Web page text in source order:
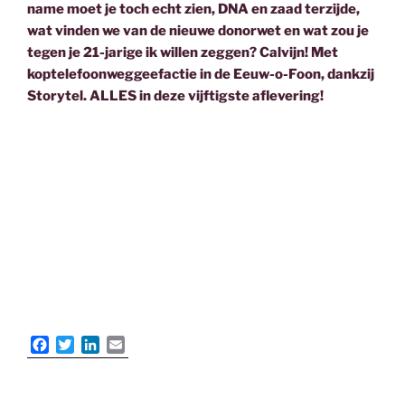
name moet je toch echt zien, DNA en zaad terzijde,
wat vinden we van de nieuwe donorwet en wat zou je
tegen je 21-jarige ik willen zeggen? Calvijn! Met
koptelefoonweggeefactie in de Eeuw-o-Foon, dankzij
Storytel. ALLES in deze vijftigste aflevering!
a
w
i
m